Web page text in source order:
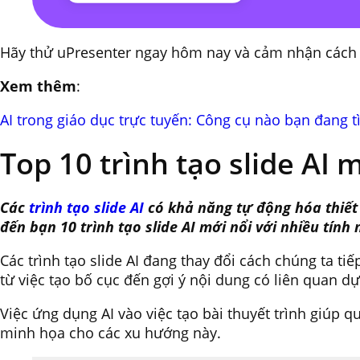
Hãy thử uPresenter ngay hôm nay và cảm nhận
Xem thêm:
AI trong giáo dục trực tuyến: Công cụ nào bạn đang
Top 10 trình tạo slide AI
Các trình tạo slide AI có khả năng tự động hóa
đến bạn 10 trình tạo slide AI mới nổi với nhiều tính
Các trình tạo slide AI đang thay đổi cách chúng ta
từ việc tạo bố cục đến gợi ý nội dung có liên quan
Việc ứng dụng AI vào việc tạo bài thuyết trình giúp
minh họa cho các xu hướng này.